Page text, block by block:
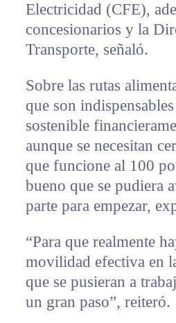
Electricidad (CFE),
concesionarios y la
Transporte, señaló.
Sobre las rutas
que son
sostenible
aunque se necesitan
que funcione al 100
bueno que se pudiera
parte para empezar,
“Para que realmente
movilidad efectiva en
que se pusieran a
un gran paso”, reiteró.